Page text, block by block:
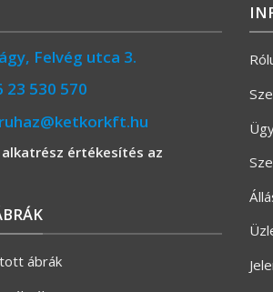
Felvég utca 3.
23 530 570
értékesítés az
ábrák